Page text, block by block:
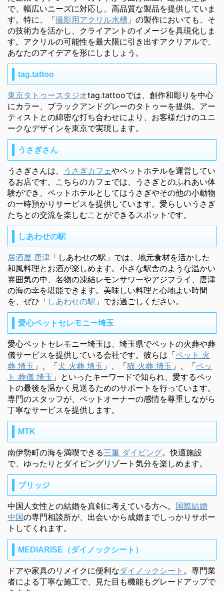
で、幅広いニーズに対応し、高品質な製品を提供していま
す。特に、「撮影用アクリル水槽 」の製作においても、そ
の技術力を活かし、クライアントのイメージを具現化しま
す。アクリルの可能性を最大限に引き出すアクリアルで、
あなたのアイデアを形にしましょう。
tag.tattoo
東京タトゥースタジオtag.tattooでは、創作和彫りを中心
にカラー、ブラックアンドグレーのタトゥーを提供。アー
ティストとの綿密な打ち合わせにより、お客様だけのユニ
ークなデザインを東京で実現します。
うさぎさん
うさぎさんは、 うさぎカフェやペットホテルを運営してい
るお店です。こちらのカフェでは、うさぎとのふれあい体
験ができ、ペットホテルとしてはうさぎやその他の小動物
の一時預かりサービスを提供しています。愛らしいうさぎ
たちとの交流を楽しむことができるスポットです。
しあわせの駅
居酒屋 唐津 「しあわせの駅」では、地元食材を活かした
和風料理とお酒が楽しめます。小さな駅舎のような温かい
雰囲気の中、名物の凍結レモンサワーやアジフライ、唐津
の海の幸を堪能できます。美味しい料理と心地よい時間
を、ぜひ「 しあわせの駅 」でお過ごしください。
愛心ペットセレモニー埼玉
愛心ペットセレモニー埼玉は、埼玉県でペットの火葬や葬
儀サービスを提供している会社です。彼らは「ペット 火
葬 埼玉 」、「犬 火葬 埼玉 」、「猫 火葬 埼玉 」、「ペッ
ト 葬儀 埼玉 」といったキーワードで知られ、愛するペッ
トの最後を温かく見送るためのサポートを行っています。
専門のスタッフが、ペットオーナーの感情を尊重しながら
丁寧なサービスを提供します。
MTK
南伊勢町の海を満喫できる三重 ダイビング。快適施設
で、ゆったりとダイビングリゾート気分を楽しめます。
ブリッジ
中国人女性との結婚を真剣に考えている方へ。 国際結婚
中国の専門相談所が、出会いから成婚までしっかりサポー
トしてくれます。
MEDIARISE（ダイノックシート）
ドアや家具のリメイクに便利なダイノックシート 。専門業
者による丁寧な施工で、見た目も機能もグレードアップで